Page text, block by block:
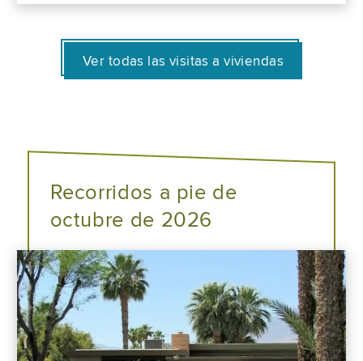
Ver todas las visitas a viviendas
Recorridos a pie de
octubre de 2026